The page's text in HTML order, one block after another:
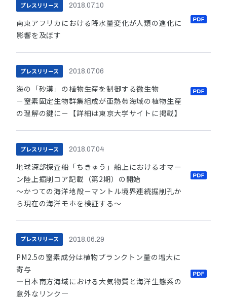
プレスリリース 2018.07.10
南東アフリカにおける降水量変化が人類の進化に
影響を及ぼす
プレスリリース 2018.07.06
海の「砂漠」の植物生産を制御する微生物
－窒素固定生物群集組成が亜熱帯海域の植物生産
の理解の鍵に－【詳細は東京大学サイトに掲載】
プレスリリース 2018.07.04
地球深部探査船「ちきゅう」船上におけるオマー
ン陸上掘削コア記載（第2期）の開始
～かつての海洋地殻－マントル境界連続掘削孔か
ら現在の海洋モホを検証する～
プレスリリース 2018.06.29
PM2.5の窒素成分は植物プランクトン量の増大に
寄与
―日本南方海域における大気物質と海洋生態系の
意外なリンク―